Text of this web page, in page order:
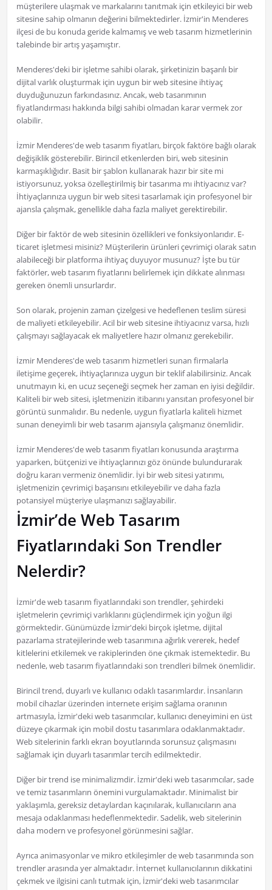
müşterilere ulaşmak ve markalarını tanıtmak için etkileyici bir web
sitesine sahip olmanın değerini bilmektedirler. İzmir'in Menderes
ilçesi de bu konuda geride kalmamış ve web tasarım hizmetlerinin
talebinde bir artış yaşamıştır.
Menderes'deki bir işletme sahibi olarak, şirketinizin başarılı bir
dijital varlık oluşturmak için uygun bir web sitesine ihtiyaç
duyduğunuzun farkındasınız. Ancak, web tasarımının
fiyatlandırması hakkında bilgi sahibi olmadan karar vermek zor
olabilir.
İzmir Menderes'de web tasarım fiyatları, birçok faktöre bağlı olarak
değişiklik gösterebilir. Birincil etkenlerden biri, web sitesinin
karmaşıklığıdır. Basit bir şablon kullanarak hazır bir site mi
istiyorsunuz, yoksa özelleştirilmiş bir tasarıma mı ihtiyacınız var?
İhtiyaçlarınıza uygun bir web sitesi tasarlamak için profesyonel bir
ajansla çalışmak, genellikle daha fazla maliyet gerektirebilir.
Diğer bir faktör de web sitesinin özellikleri ve fonksiyonlarıdır. E-
ticaret işletmesi misiniz? Müşterilerin ürünleri çevrimiçi olarak satın
alabileceği bir platforma ihtiyaç duyuyor musunuz? İşte bu tür
faktörler, web tasarım fiyatlarını belirlemek için dikkate alınması
gereken önemli unsurlardır.
Son olarak, projenin zaman çizelgesi ve hedeflenen teslim süresi
de maliyeti etkileyebilir. Acil bir web sitesine ihtiyacınız varsa, hızlı
çalışmayı sağlayacak ek maliyetlere hazır olmanız gerekebilir.
İzmir Menderes'de web tasarım hizmetleri sunan firmalarla
iletişime geçerek, ihtiyaçlarınıza uygun bir teklif alabilirsiniz. Ancak
unutmayın ki, en ucuz seçeneği seçmek her zaman en iyisi değildir.
Kaliteli bir web sitesi, işletmenizin itibarını yansıtan profesyonel bir
görüntü sunmalıdır. Bu nedenle, uygun fiyatlarla kaliteli hizmet
sunan deneyimli bir web tasarım ajansıyla çalışmanız önemlidir.
İzmir Menderes'de web tasarım fiyatları konusunda araştırma
yaparken, bütçenizi ve ihtiyaçlarınızı göz önünde bulundurarak
doğru kararı vermeniz önemlidir. İyi bir web sitesi yatırımı,
işletmenizin çevrimiçi başarısını etkileyebilir ve daha fazla
potansiyel müşteriye ulaşmanızı sağlayabilir.
İzmir’de Web Tasarım
Fiyatlarındaki Son Trendler
Nelerdir?
İzmir'de web tasarım fiyatlarındaki son trendler, şehirdeki
işletmelerin çevrimiçi varlıklarını güçlendirmek için yoğun ilgi
görmektedir. Günümüzde İzmir'deki birçok işletme, dijital
pazarlama stratejilerinde web tasarımına ağırlık vererek, hedef
kitlelerini etkilemek ve rakiplerinden öne çıkmak istemektedir. Bu
nedenle, web tasarım fiyatlarındaki son trendleri bilmek önemlidir.
Birincil trend, duyarlı ve kullanıcı odaklı tasarımlardır. İnsanların
mobil cihazlar üzerinden internete erişim sağlama oranının
artmasıyla, İzmir'deki web tasarımcılar, kullanıcı deneyimini en üst
düzeye çıkarmak için mobil dostu tasarımlara odaklanmaktadır.
Web sitelerinin farklı ekran boyutlarında sorunsuz çalışmasını
sağlamak için duyarlı tasarımlar tercih edilmektedir.
Diğer bir trend ise minimalizmdir. İzmir'deki web tasarımcılar, sade
ve temiz tasarımların önemini vurgulamaktadır. Minimalist bir
yaklaşımla, gereksiz detaylardan kaçınılarak, kullanıcıların ana
mesaja odaklanması hedeflenmektedir. Sadelik, web sitelerinin
daha modern ve profesyonel görünmesini sağlar.
Ayrıca animasyonlar ve mikro etkileşimler de web tasarımında son
trendler arasında yer almaktadır. İnternet kullanıcılarının dikkatini
çekmek ve ilgisini canlı tutmak için, İzmir'deki web tasarımcılar